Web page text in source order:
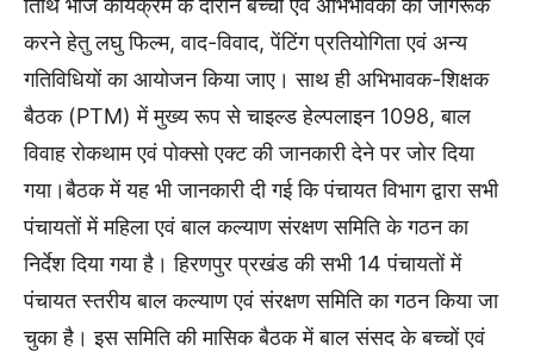
तिथि भोज कार्यक्रम के दौरान बच्चों एवं अभिभावकों को जागरूक
करने हेतु लघु फिल्म, वाद-विवाद, पेंटिंग प्रतियोगिता एवं अन्य
गतिविधियों का आयोजन किया जाए। साथ ही अभिभावक-शिक्षक
बैठक (PTM) में मुख्य रूप से चाइल्ड हेल्पलाइन 1098, बाल
विवाह रोकथाम एवं पोक्सो एक्ट की जानकारी देने पर जोर दिया
गया।बैठक में यह भी जानकारी दी गई कि पंचायत विभाग द्वारा सभी
पंचायतों में महिला एवं बाल कल्याण संरक्षण समिति के गठन का
निर्देश दिया गया है। हिरणपुर प्रखंड की सभी 14 पंचायतों में
पंचायत स्तरीय बाल कल्याण एवं संरक्षण समिति का गठन किया जा
चुका है। इस समिति की मासिक बैठक में बाल संसद के बच्चों एवं